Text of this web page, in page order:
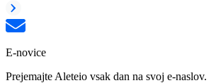
E-novice
Prejemajte Aleteio vsak dan na svoj e-naslov.